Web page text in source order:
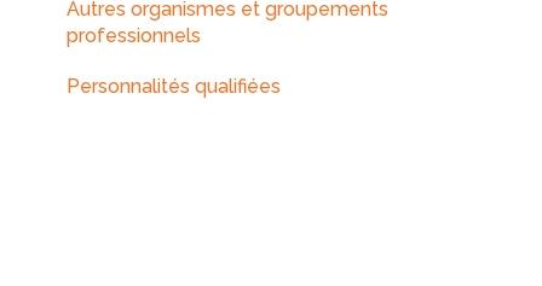
Autres organismes et groupements
professionnels
Personnalités qualifiées